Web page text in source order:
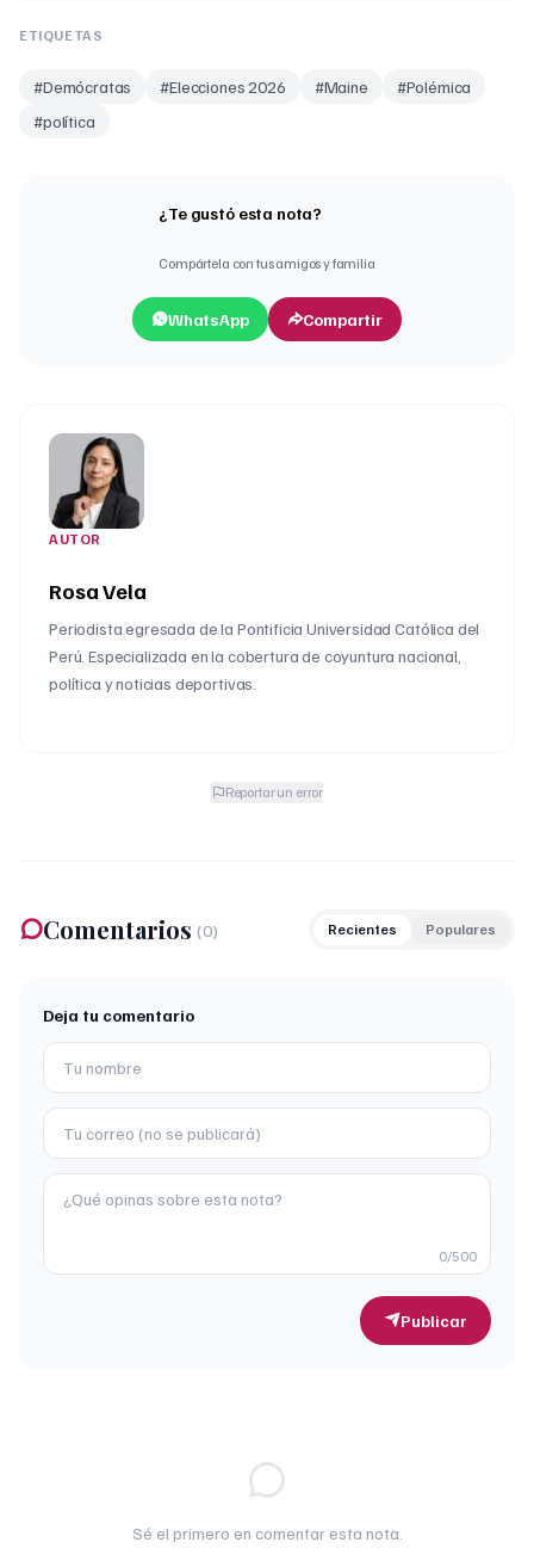
ETIQUETAS
#Demócratas #Elecciones 2026 #Maine #Polémica
#política
¿Te gustó esta nota?
Compártela con tus amigos y familia
WhatsApp Compartir
AUTOR
Rosa Vela
Periodista egresada de la Pontificia Universidad Católica del
Perú. Especializada en la cobertura de coyuntura nacional,
política y noticias deportivas.
Reportar un error
Comentarios (0) Recientes Populares
Deja tu comentario
0/500
Publicar
Sé el primero en comentar esta nota.